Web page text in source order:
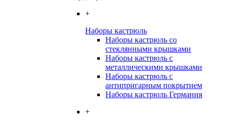
+
Наборы кастрюль
Наборы кастрюль со
стеклянными крышками
Наборы кастрюль с
металлическими крышками
Наборы кастрюль с
антипригарным покрытием
Наборы кастрюль Германия
+